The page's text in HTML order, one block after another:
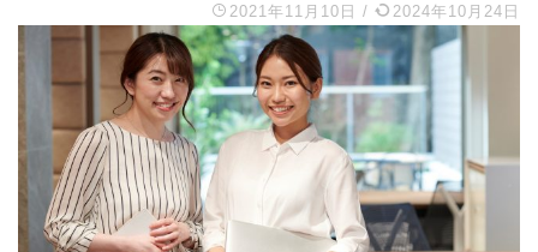
2021年11月10日 / 2024年10月24日